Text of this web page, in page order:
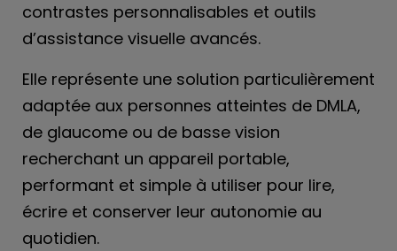
contrastes personnalisables et outils
d’assistance visuelle avancés.
Elle représente une solution particulièrement
adaptée aux personnes atteintes de DMLA,
de glaucome ou de basse vision
recherchant un appareil portable,
performant et simple à utiliser pour lire,
écrire et conserver leur autonomie au
quotidien.